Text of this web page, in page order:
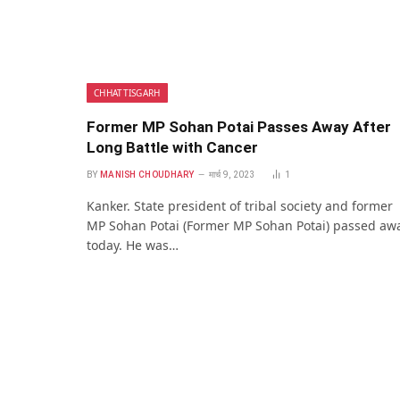
CHHATTISGARH
Former MP Sohan Potai Passes Away After
Long Battle with Cancer
BY MANISH CHOUDHARY मार्च 9, 2023 1
Kanker. State president of tribal society and former
MP Sohan Potai (Former MP Sohan Potai) passed
today. He was…